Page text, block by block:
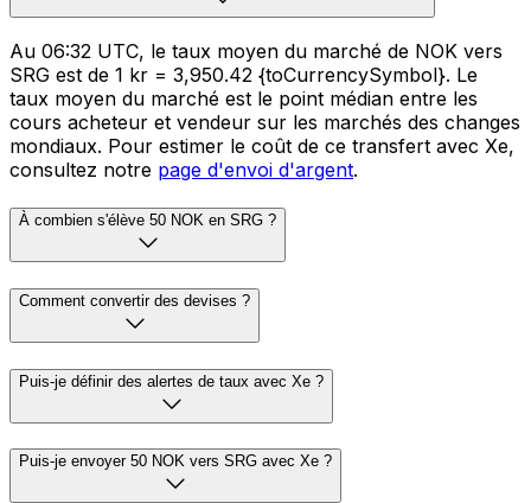
Au 06:32 UTC, le taux moyen du marché de NOK vers
SRG est de 1 kr = 3,950.42 {toCurrencySymbol}. Le
taux moyen du marché est le point médian entre les
cours acheteur et vendeur sur les marchés des changes
mondiaux. Pour estimer le coût de ce transfert avec Xe,
consultez notre page d'envoi d'argent.
À combien s'élève 50 NOK en SRG ?
Comment convertir des devises ?
Puis-je définir des alertes de taux avec Xe ?
Puis-je envoyer 50 NOK vers SRG avec Xe ?